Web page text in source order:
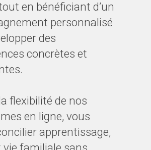
en bénéficiant d’un
personnalisé
des
concrètes et
flexibilité de nos
en ligne, vous
apprentissage,